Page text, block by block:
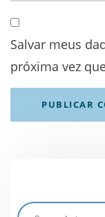
Salvar meus
próxima vez